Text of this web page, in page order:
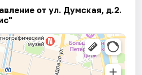
от ул. Думская, д.2.